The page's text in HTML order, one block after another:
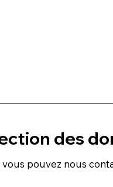
des
pouvez nous